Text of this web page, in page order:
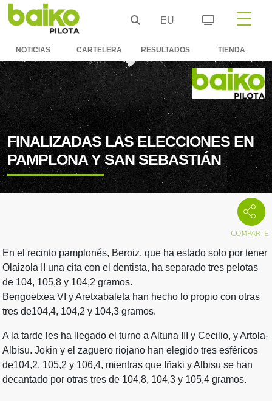
EU
NOTICIAS CARTELERA RESULTADOS TIENDA
FINALIZADAS LAS ELECCIONES EN
PAMPLONA Y SAN SEBASTIÁN
En el recinto pamplonés, Beroiz, que ha estado solo por tener
Olaizola II una cita con el dentista, ha separado tres pelotas
de 104, 105,8 y 104,2 gramos.
Bengoetxea VI y Aretxabaleta han hecho lo propio con otras
tres de104,4, 104,2 y 104,3 gramos.
A la tarde les ha llegado el turno a Altuna III y Cecilio, y Artola-
Albisu. Jokin y el zaguero riojano han elegido tres esféricos
de104,2, 105,2 y 106,4, mientras que Iñaki y Albisu se han
decantado por otras tres de 104,8, 104,3 y 105,4 gramos.